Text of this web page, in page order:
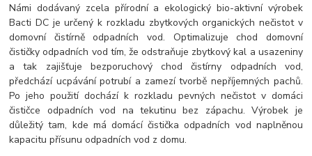
Námi dodávaný zcela přírodní a ekologický bio-aktivní výrobek
Bacti DC je určený k rozkladu zbytkových organických nečistot v
domovní čistírně odpadních vod. Optimalizuje chod domovní
čističky odpadních vod tím, že odstraňuje zbytkový kal a usazeniny
a tak zajišťuje bezporuchový chod čistírny odpadních vod,
předchází ucpávání potrubí a zamezí tvorbě nepříjemných pachů.
Po jeho použití dochází k rozkladu pevných nečistot v domáci
čističce odpadních vod na tekutinu bez zápachu. Výrobek je
důležitý tam, kde má domácí čistička odpadních vod naplněnou
kapacitu přísunu odpadních vod z domu.